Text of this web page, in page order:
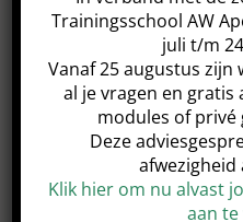
Telefoon*
Trainingsschool AW
juli t/m
Vanaf 25 augustus
al je vragen en gratis
modules of privé
Deze
afwezigheid
Klik hier om nu alvast
aan te